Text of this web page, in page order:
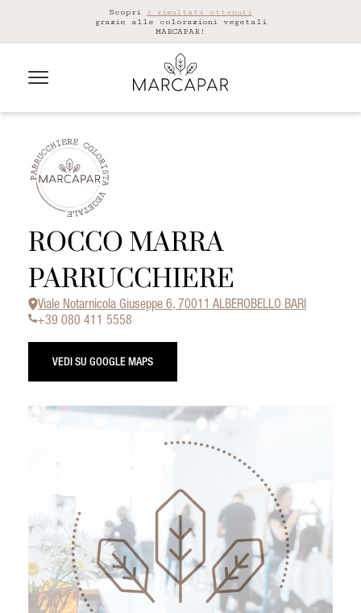
Scopri i risultati ottenuti
grazie alle colorazioni vegetali
MARCAPAR!
ROCCO MARRA
PARRUCCHIERE
Viale Notarnicola Giuseppe 6, 70011 ALBEROBELLO BARI
+39 080 411 5558
VEDI SU GOOGLE MAPS